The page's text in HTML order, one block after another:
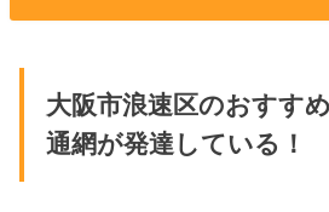
大阪市浪速区のおすす
通網が発達している！